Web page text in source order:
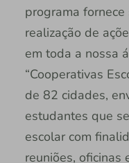
programa
realização de
em toda a nossa
“Cooperativas
de 82 cidades,
estudantes que
escolar com
reuniões, oficinas